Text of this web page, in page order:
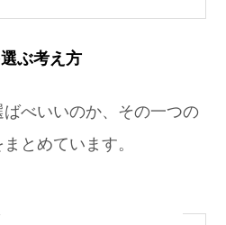
ぶ考え方
べいいのか、その一つの
とめています。